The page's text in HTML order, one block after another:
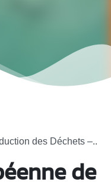
des Déchets –..
de